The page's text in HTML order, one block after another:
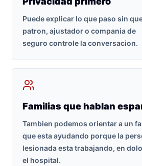
Puede explicar lo que paso sin
patron, ajustador o compania de
seguro controle la conversacion.
Familias que hablan
Tambien podemos orientar a un
que esta ayudando porque la
lesionada esta trabajando, en
el hospital.